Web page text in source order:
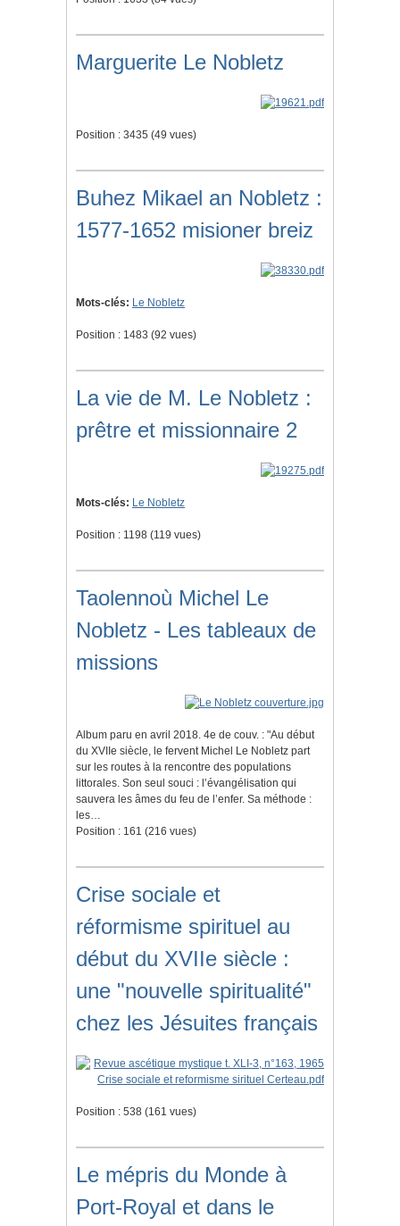
Marguerite Le Nobletz
Position : 3435 (49 vues)
Buhez Mikael an Nobletz :
1577-1652 misioner breiz
Mots-clés: Le Nobletz
Position : 1483 (92 vues)
La vie de M. Le Nobletz :
prêtre et missionnaire 2
Mots-clés: Le Nobletz
Position : 1198 (119 vues)
Taolennoù Michel Le
Nobletz - Les tableaux de
missions
Album paru en avril 2018. 4e de couv. : "Au début
du XVIIe siècle, le fervent Michel Le Nobletz part
sur les routes à la rencontre des populations
littorales. Son seul souci : l’évangélisation qui
sauvera les âmes du feu de l’enfer. Sa méthode :
les…
Position : 161 (216 vues)
Crise sociale et
réformisme spirituel au
début du XVIIe siècle :
une "nouvelle spiritualité"
chez les Jésuites français
Position : 538 (161 vues)
Le mépris du Monde à
Port-Royal et dans le